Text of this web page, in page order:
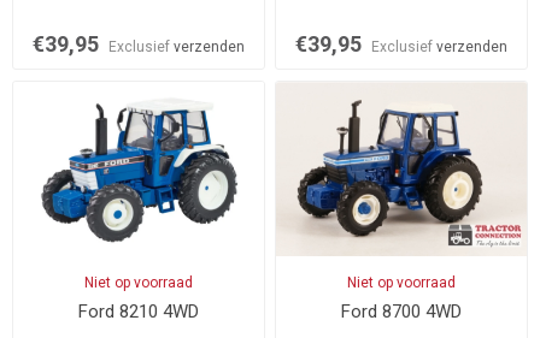
€39,95 Exclusief verzenden €39,95 Exclusiefverzenden
Niet op voorraad
Ford 8210 4WD
Niet op voorraad
Ford 8700 4WD